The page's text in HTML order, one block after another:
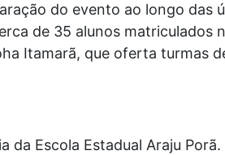
do evento ao longo das
de 35 alunos matriculados
Itamarã, que oferta turmas
da Escola Estadual Araju